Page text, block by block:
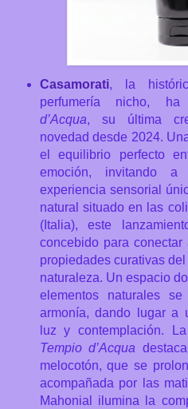
Casamorati, la
perfumería nicho,
d’Acqua, su última
novedad desde 2024.
el equilibrio perfecto
emoción, invitando
experiencia sensorial
natural situado en las
(Italia), este
concebido para
propiedades curativas
naturaleza. Un espacio
elementos naturales
armonía, dando lugar a
luz y contemplación.
Tempio d’Acqua
melocotón, que se
acompañada por las
Mahonial ilumina la